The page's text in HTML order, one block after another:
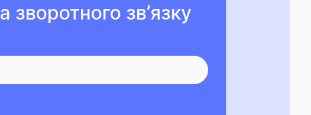
зворотного зв’язку